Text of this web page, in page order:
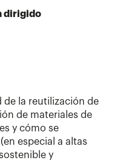
dirigido
de la reutilización de
de materiales de
y cómo se
especial a altas
y